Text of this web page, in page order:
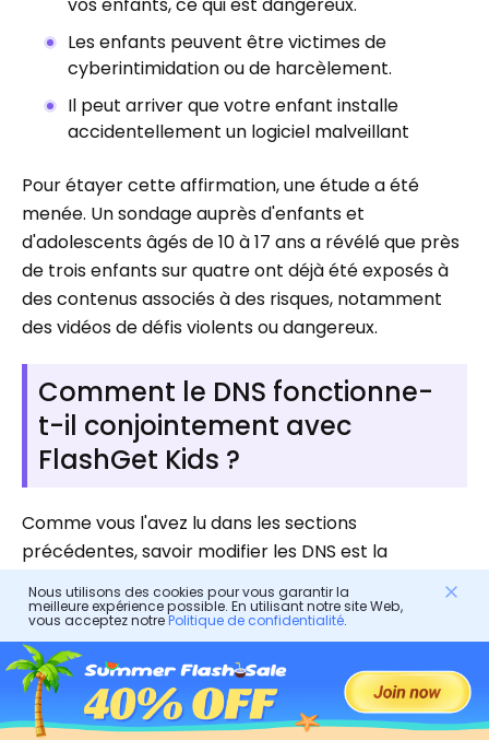
Les enfants peuvent être victimes de
cyberintimidation ou de harcèlement.
Il peut arriver que votre enfant installe
accidentellement un logiciel malveillant
Pour étayer cette affirmation, une étude a été
menée. Un sondage auprès d'enfants et
d'adolescents âgés de 10 à 17 ans a révélé que près
de trois enfants sur quatre ont déjà été exposés à
des contenus associés à des risques, notamment
des vidéos de défis violents ou dangereux.
Comment le DNS fonctionne-
t-il conjointement avec
FlashGet Kids ?
Comme vous l'avez lu dans les sections
précédentes, savoir modifier les DNS est la
meilleure façon de sécuriser la navigation internet
des enfants. Cependant, cette méthode présente
aussi des limites. Les DNS bloquent uniquement les
sites web, pas les applications. Ils ne peuvent rien
faire concernant…
temps d'écran
contournement du VPN. C'est là queFlashGet Kids
Nous utilisons des cookies pour vous garantir la
meilleure expérience possible. En utilisant notre site Web,
vous acceptez notrePolitique de confidentialité.